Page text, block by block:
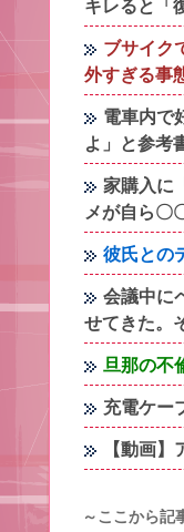
キレると「
ブサイク
外すぎる事
電車内で
よ」と参考
家購入に
メが自ら〇
彼氏との
会議中に
せてきた。
旦那の不
充電ケー
【動画
～ここから記